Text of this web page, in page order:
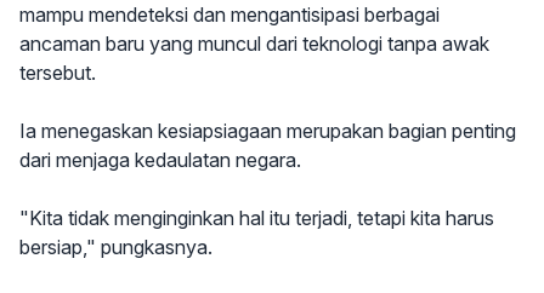
mampu mendeteksi dan mengantisipasi berbagai
ancaman baru yang muncul dari teknologi tanpa awak
tersebut.
Ia menegaskan kesiapsiagaan merupakan bagian penting
dari menjaga kedaulatan negara.
"Kita tidak menginginkan hal itu terjadi, tetapi kita harus
bersiap," pungkasnya.